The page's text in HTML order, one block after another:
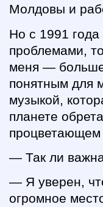
Молдовы и
Но с 1991
проблемами,
меня —
понятным для
музыкой,
планете
процветающем
— Так ли
— Я уверен,
огромное